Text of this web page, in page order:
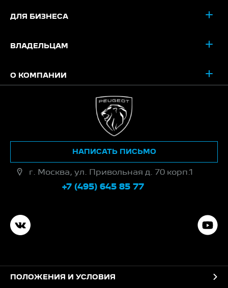
ДЛЯ БИЗНЕСА
ВЛАДЕЛЬЦАМ
О КОМПАНИИ
г. Москва, ул. Привольная д. 70 корп.1
+7 (495) 645 85 77
НАПИСАТЬ ПИСЬМО
ПОЛОЖЕНИЯ И УСЛОВИЯ